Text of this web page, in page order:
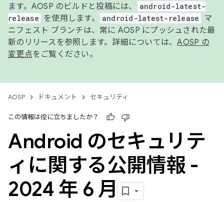
ます。AOSP のビルドと投稿には、
android-latest-
release
を使用します。 android-latest-release
マ
ニフェスト ブランチは、常に AOSP にプッシュされた最
新のリリースを参照します。詳細については、AOSP の
変更点をご覧ください。
AOSP ドキュメント セキュリティ
この情報は役に立ちましたか？
Android のセキュリテ
ィに関する公開情報 -
2024 年 6 月